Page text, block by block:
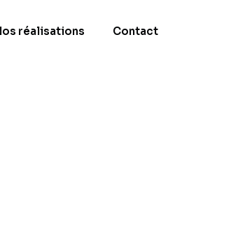
réalisations Contact